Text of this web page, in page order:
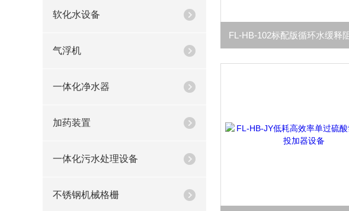
软化水设备
气浮机
一体化净水器
加药装置
一体化污水处理设备
不锈钢机械格栅